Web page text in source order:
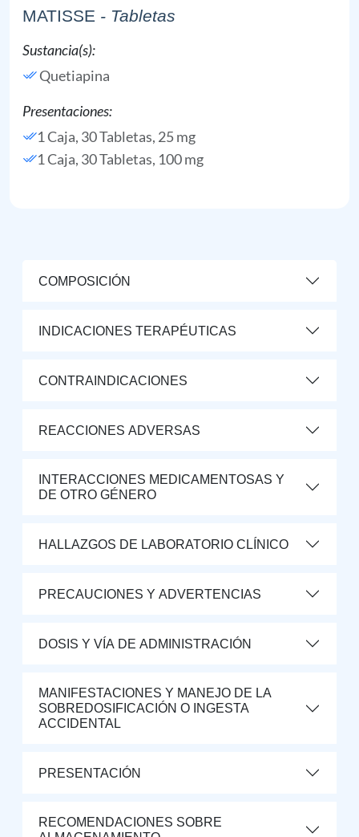
MATISSE - Tabletas
Sustancia(s):
Quetiapina
Presentaciones:
1 Caja, 30 Tabletas, 25 mg
1 Caja, 30 Tabletas, 100 mg
COMPOSICIÓN
INDICACIONES TERAPÉUTICAS
CONTRAINDICACIONES
REACCIONES ADVERSAS
INTERACCIONES MEDICAMENTOSAS Y
DE OTRO GÉNERO
HALLAZGOS DE LABORATORIO CLÍNICO
PRECAUCIONES Y ADVERTENCIAS
DOSIS Y VÍA DE ADMINISTRACIÓN
MANIFESTACIONES Y MANEJO DE LA
SOBREDOSIFICACIÓN O INGESTA
ACCIDENTAL
PRESENTACIÓN
RECOMENDACIONES SOBRE